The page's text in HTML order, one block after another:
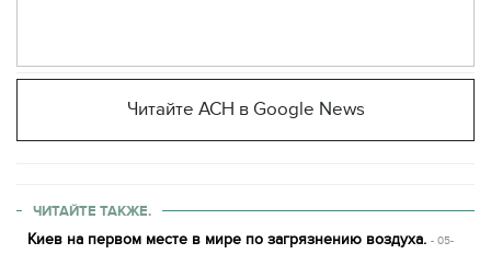
Читайте АСН в Google News
ЧИТАЙТЕ ТАКЖЕ.
Киев на первом месте в мире по загрязнению воздуха. - 05-